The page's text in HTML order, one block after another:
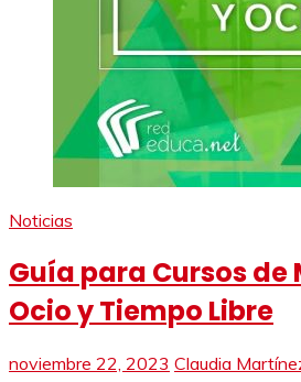
Noticias
Guía para Cursos
Ocio y Tiempo Libre
noviembre 22, 2023 Claudia